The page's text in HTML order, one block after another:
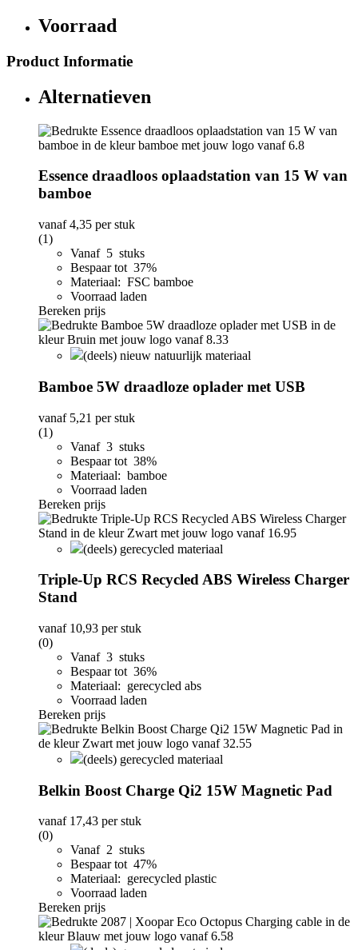
Voorraad
Product Informatie
Alternatieven
Essence draadloos oplaadstation van 15 W van
bamboe
vanaf4,35 per stuk
(1)
Vanaf 5 stuks
Bespaar tot 37%
Materiaal: FSC bamboe
Voorraad laden
Bereken prijs
(deels) nieuw natuurlijk materiaal
Bamboe 5W draadloze oplader met USB
vanaf 5,21 per stuk
(1)
Vanaf 3 stuks
Bespaar tot 38%
Materiaal: bamboe
Voorraad laden
Bereken prijs
(deels) gerecycled materiaal
Triple-Up RCS Recycled ABS Wireless Charger
Stand
vanaf 10,93 per stuk
(0)
Vanaf 3 stuks
Bespaar tot 36%
Materiaal: gerecycled abs
Voorraad laden
Bereken prijs
(deels) gerecycled materiaal
Belkin Boost Charge Qi2 15W Magnetic Pad
vanaf 17,43 per stuk
(0)
Vanaf 2 stuks
Bespaar tot 47%
Materiaal: gerecycled plastic
Voorraad laden
Bereken prijs